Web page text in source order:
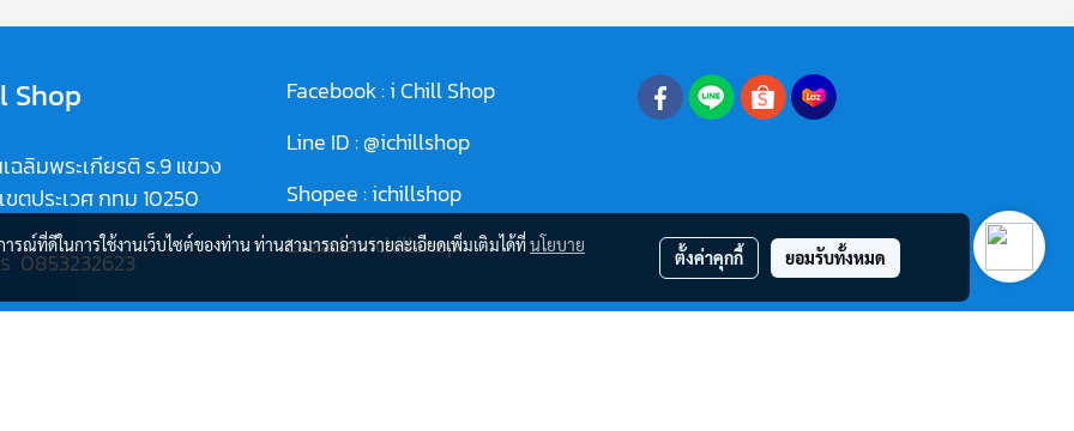
Shop
ฉลิมพระเกียรติ ร.9 แขวง
ขตประเวศ กทม 10250
0853232623
Facebook :i Chill Shop
Line ID :@ichillshop
Shopee :ichillshop
Lazada :ichillshop
ณ์ที่ดีในการใช้งานเว็บไซต์ของท่าน ท่านสามารถอ่านรายละเอียดเพิ่มเติมได้ที่นโยบาย
ตั้งค่าคุกกี้ ยอมรับทั้งหมด